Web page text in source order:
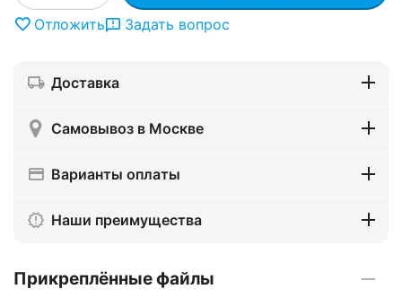
Отложить Задать вопрос
Доставка
Самовывоз в Москве
Варианты оплаты
Наши преимущества
Прикреплённые файлы